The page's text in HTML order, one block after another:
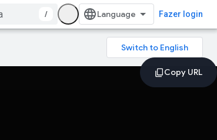
/ Fazer login